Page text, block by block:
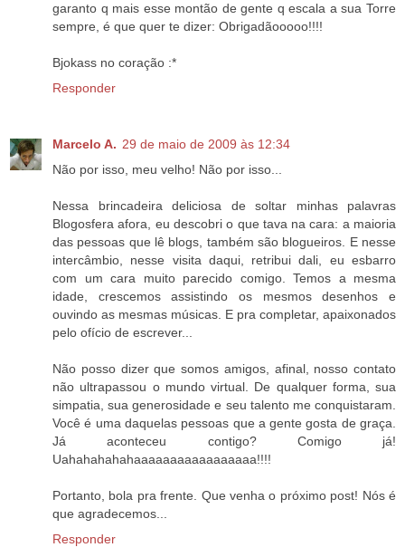
garanto q mais esse montão de gente q escala a sua Torre
sempre, é que quer te dizer: Obrigadãooooo!!!!
Bjokass no coração :*
Responder
Marcelo A. 29 de maio de 2009 às 12:34
Não por isso, meu velho! Não por isso...
Nessa brincadeira deliciosa de soltar minhas palavras
Blogosfera afora, eu descobri o que tava na cara: a maioria
das pessoas que lê blogs, também são blogueiros. E nesse
intercâmbio, nesse visita daqui, retribui dali, eu esbarro
com um cara muito parecido comigo. Temos a mesma
idade, crescemos assistindo os mesmos desenhos e
ouvindo as mesmas músicas. E pra completar, apaixonados
pelo ofício de escrever...
Não posso dizer que somos amigos, afinal, nosso contato
não ultrapassou o mundo virtual. De qualquer forma, sua
simpatia, sua generosidade e seu talento me conquistaram.
Você é uma daquelas pessoas que a gente gosta de graça.
Já aconteceu contigo? Comigo já!
Uahahahahahaaaaaaaaaaaaaaaaa!!!!
Portanto, bola pra frente. Que venha o próximo post! Nós é
que agradecemos...
Responder